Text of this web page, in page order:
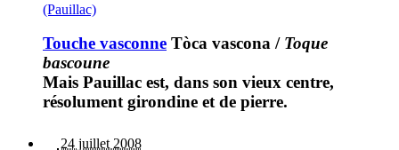
(Pauillac)
Touche vasconne Tòca vascona / Toque
bascoune
Mais Pauillac est, dans son vieux centre,
résolument girondine et de pierre.
24 juillet 2008